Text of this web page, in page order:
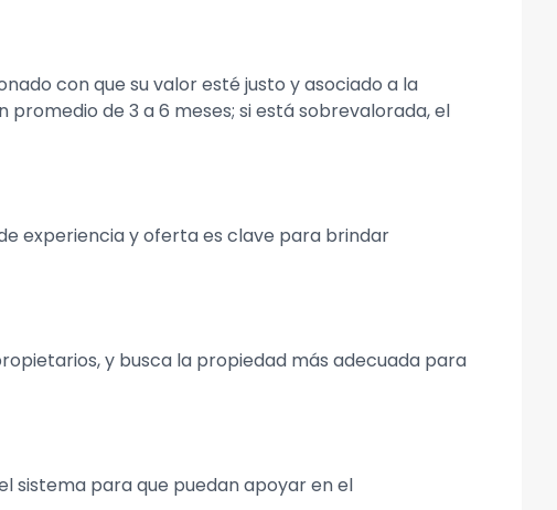
con que su valor esté justo y asociado a la
de 3 a 6 meses; si está sobrevalorada, el
experiencia y oferta es clave para brindar
y busca la propiedad más adecuada para
sistema para que puedan apoyar en el